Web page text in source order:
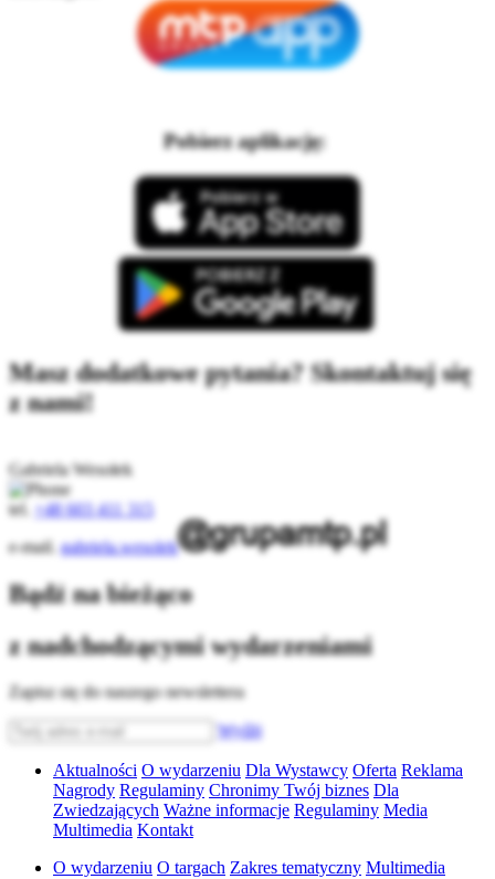
Pobierz aplikację:
Masz dodatkowe pytania? Skontaktuj się
z nami!
Gabriela Wesołek
tel.
+48 603 411 315
e-mail.gabriela.wesolek
Bądź na bieżąco
z nadchodzącymi wydarzeniami
Zapisz się do naszego newslettera
Wyślij
Aktualności O wydarzeniu Dla Wystawcy Oferta Reklama
Nagrody Regulaminy Chronimy Twój biznes Dla
Zwiedzających Ważne informacje Regulaminy Media
Multimedia Kontakt
O wydarzeniu O targach Zakres tematyczny Multimedia